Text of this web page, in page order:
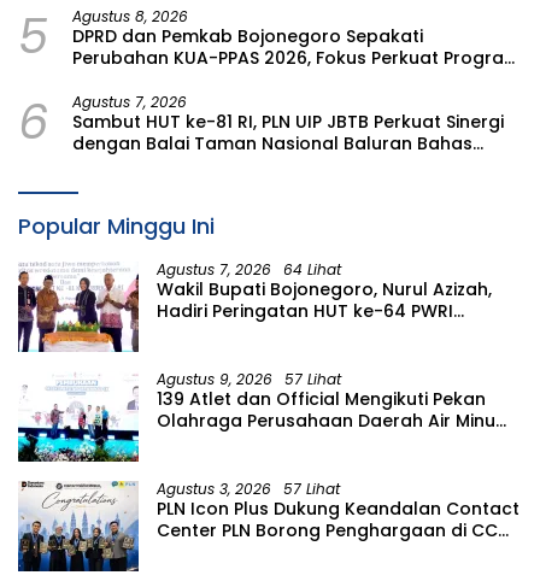
5 Agustus 8, 2026
DPRD dan Pemkab Bojonegoro Sepakati
Perubahan KUA-PPAS 2026, Fokus Perkuat Program
6 Agustus 7, 2026
Sambut HUT ke-81 RI, PLN UIP JBTB Perkuat Sinergi
dengan Balai Taman Nasional Baluran Bahas
Watudodol/Kalipuro
Popular Minggu Ini
Agustus 7, 2026 64 Lihat
Wakil Bupati Bojonegoro, Nurul Azizah,
Hadiri Peringatan HUT ke-64 PWRI
Agustus 9, 2026 57 Lihat
139 Atlet dan Official Mengikuti Pekan
Olahraga Perusahaan Daerah Air Minum
Agustus 3, 2026 57 Lihat
PLN Icon Plus Dukung Keandalan Contact
Center PLN Borong Penghargaan di CCW